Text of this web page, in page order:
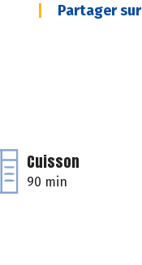
Partager sur
Cuisson
90 min